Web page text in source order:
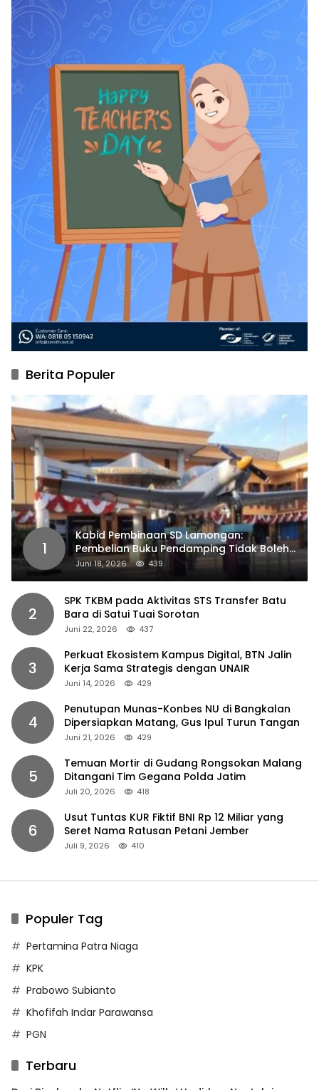
Berita Populer
1
Kabid Pembinaan SD Lamongan:
Pembelian Buku Pendamping Tidak Boleh
Dipaksakan
Juni 18, 2026 439
2
SPK TKBM pada Aktivitas STS Transfer Batu
Bara di Satui Tuai Sorotan
Juni 22, 2026 437
3
Perkuat Ekosistem Kampus Digital, BTN Jalin
Kerja Sama Strategis dengan UNAIR
Juni 14, 2026 429
4
Penutupan Munas-Konbes NU di Bangkalan
Dipersiapkan Matang, Gus Ipul Turun Tangan
Juni 21, 2026 429
5
Temuan Mortir di Gudang Rongsokan Malang
Ditangani Tim Gegana Polda Jatim
Juli 20, 2026 418
6
Usut Tuntas KUR Fiktif BNI Rp 12 Miliar yang
Seret Nama Ratusan Petani Jember
Juli 9, 2026 410
Populer Tag
Pertamina Patra Niaga
KPK
Prabowo Subianto
Khofifah Indar Parawansa
PGN
Terbaru